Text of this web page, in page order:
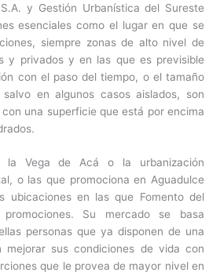
y Gestión Urbanística del Sureste
esenciales como el lugar en que se
siempre zonas de alto nivel de
y privados y en las que es previsible
con el paso del tiempo, o el tamaño
en algunos casos aislados, son
una superficie que está por encima
la Vega de Acá o la urbanización
o las que promociona en Aguadulce
ubicaciones en las que Fomento del
Su mercado se basa
personas que ya disponen de una
mejorar sus condiciones de vida con
que le provea de mayor nivel en